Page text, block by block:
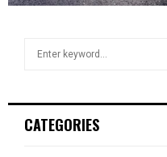
h
CATEGORIES